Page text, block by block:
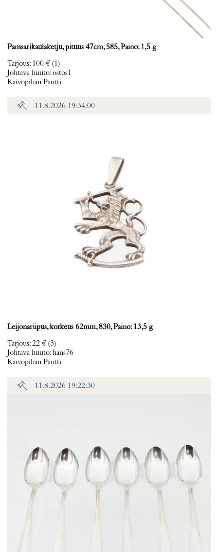
Panssarikaulaketju, pituus 47cm, 585, Paino: 1,5 g
Tarjous: 100 € (1)
Johtava huuto:ostos1
Kaivopihan Pantti
11.8.2026 19:34:00
Leijonariipus, korkeus 62mm, 830, Paino: 13,5 g
Tarjous:22 € (3)
Johtava huuto:hans76
Kaivopihan Pantti
11.8.2026 19:22:30